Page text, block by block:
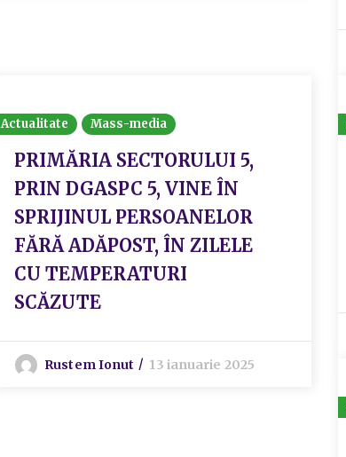
Actualitate Mass-media
PRIMĂRIA SECTORULUI 5,
PRIN DGASPC 5, VINE ÎN
SPRIJINUL PERSOANELOR
FĂRĂ ADĂPOST, ÎN ZILELE
CU TEMPERATURI
SCĂZUTE
Rustem Ionut 13 ianuarie 2025